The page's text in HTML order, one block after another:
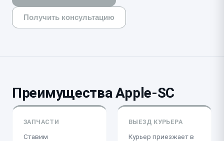
Получить консультацию
Преимущества Apple-SC
ЗАПЧАСТИ
Ставим
ВЫЕЗД КУРЬЕРА
Курьер приезжает в